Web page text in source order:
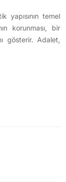
yapısının temel
korunması, bir
gösterir. Adalet,